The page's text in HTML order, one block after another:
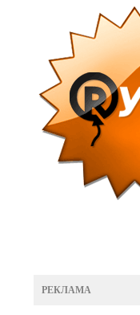
РЕКЛАМА